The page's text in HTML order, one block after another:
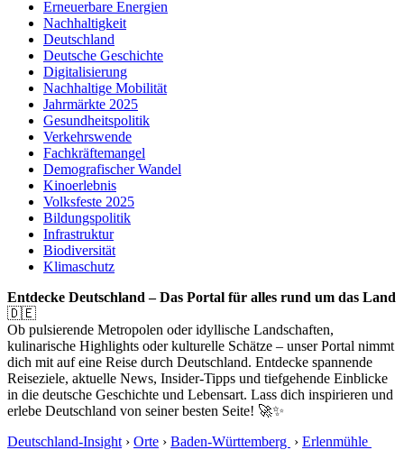
Erneuerbare Energien
Nachhaltigkeit
Deutschland
Deutsche Geschichte
Digitalisierung
Nachhaltige Mobilität
Jahrmärkte 2025
Gesundheitspolitik
Verkehrswende
Fachkräftemangel
Demografischer Wandel
Kinoerlebnis
Volksfeste 2025
Bildungspolitik
Infrastruktur
Biodiversität
Klimaschutz
Entdecke Deutschland – Das Portal für alles rund um das Land
🇩🇪
Ob pulsierende Metropolen oder idyllische Landschaften,
kulinarische Highlights oder kulturelle Schätze – unser Portal nimmt
dich mit auf eine Reise durch Deutschland. Entdecke spannende
Reiseziele, aktuelle News, Insider-Tipps und tiefgehende Einblicke
in die deutsche Geschichte und Lebensart. Lass dich inspirieren und
erlebe Deutschland von seiner besten Seite! 🚀✨
Deutschland-Insight › Orte › Baden-Württemberg › Erlenmühle